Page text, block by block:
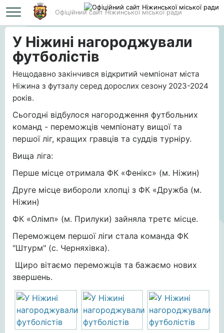
Офіційний сайт Ніжинської міської ради
Головна У Ніжині нагороджували футболістів
У Ніжині нагороджували
футболістів
Нещодавно закінчився відкритий чемпіонат міста
Ніжина з футзалу серед дорослих сезону 2023-2024
років.
Сьогодні відбулося нагородження футбольних
команд - переможців чемпіонату вищої та
першої ліг, кращих гравців та суддів турніру.
Вища ліга:
Перше місце отримала ФК «Фенікс» (м. Ніжин)
Друге місце вибороли хлопці з ФК «Дружба (м.
Ніжин)
ФК «Олімп» (м. Прилуки) зайняла третє місце.
Переможцем першої ліги стала команда ФК
"Штурм" (с. Черняхівка).
Щиро вітаємо переможців та бажаємо нових
звершень.